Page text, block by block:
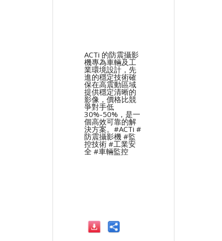
ACTi 的防震攝影
機專為車輛及工
業環境設計，先
進的穩定技術確
保在高震動區域
提供穩定清晰的
影像，價格比競
爭對手低
30%-50%，是一
個高效可靠的解
決方案。#ACTi #
防震攝影機 #監
控技術 #工業安
全 #車輛監控